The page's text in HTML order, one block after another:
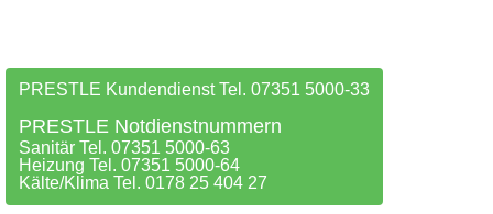
PRESTLE Kundendienst Tel. 07351 5000-33
PRESTLE Notdienstnummern
Sanitär Tel. 07351 5000-63
Heizung Tel. 07351 5000-64
Kälte/Klima Tel. 0178 25 404 27